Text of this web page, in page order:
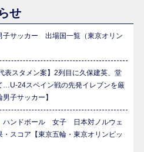
せ
サッカー 出場国一覧（東京オリン
表スタメン案】2列目に久保建英、堂
…U-24スペイン戦の先発イレブンを厳
子サッカー】
ハンドボール 女子 日本対ノルウェ
スコア【東京五輪・東京オリンピッ